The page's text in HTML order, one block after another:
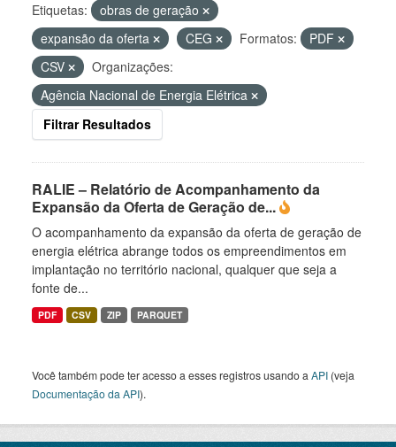
Etiquetas:
obras de geração
expansão da oferta
CEG Formatos:
PDF
CSV
Organizações:
Agência Nacional de Energia Elétrica
Filtrar Resultados
RALIE – Relatório de Acompanhamento da
Expansão da Oferta de Geração de...
O acompanhamento da expansão da oferta de geração de
energia elétrica abrange todos os empreendimentos em
implantação no território nacional, qualquer que seja a
fonte de...
PDF CSV ZIP PARQUET
Você também pode ter acesso a esses registros usando a API (veja
Documentação da API).